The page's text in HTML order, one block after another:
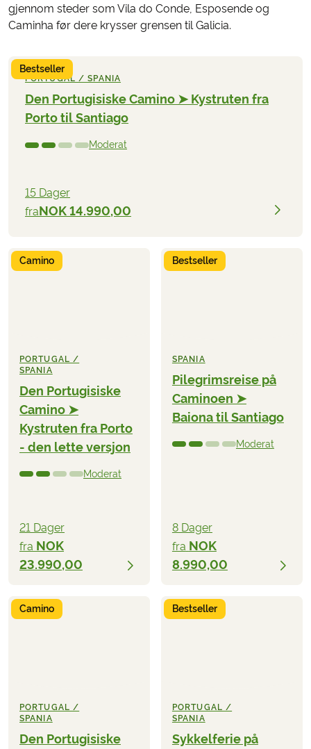
Bestseller
PORTUGAL / SPANIA
Den Portugisiske Camino ➤ Kystruten fra
Porto til Santiago
Moderat
15 Dager
fraNOK 14.990,00
gjennom steder som Vila do Conde, Esposende og
Caminha før dere krysser grensen til Galicia.
Camino
PORTUGAL /
SPANIA
Den Portugisiske
Camino ➤
Kystruten fra Porto
- den lette versjon
Moderat
21 Dager
fra NOK
23.990,00
Bestseller
SPANIA
Pilegrimsreise på
Caminoen ➤
Baiona til Santiago
Moderat
8 Dager
fra NOK
8.990,00
Camino
PORTUGAL /
SPANIA
Den Portugisiske
Bestseller
PORTUGAL /
SPANIA
Sykkelferie på